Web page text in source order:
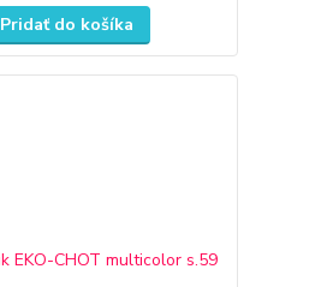
Pridať do košíka